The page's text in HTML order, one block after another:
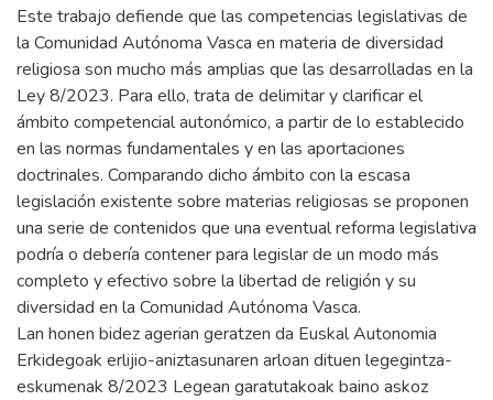
Este trabajo defiende que las competencias legislativas de
la Comunidad Autónoma Vasca en materia de diversidad
religiosa son mucho más amplias que las desarrolladas en la
Ley 8/2023. Para ello, trata de delimitar y clarificar el
ámbito competencial autonómico, a partir de lo establecido
en las normas fundamentales y en las aportaciones
doctrinales. Comparando dicho ámbito con la escasa
legislación existente sobre materias religiosas se proponen
una serie de contenidos que una eventual reforma legislativa
podría o debería contener para legislar de un modo más
completo y efectivo sobre la libertad de religión y su
diversidad en la Comunidad Autónoma Vasca.
Lan honen bidez agerian geratzen da Euskal Autonomia
Erkidegoak erlijio-aniztasunaren arloan dituen legegintza-
eskumenak 8/2023 Legean garatutakoak baino askoz